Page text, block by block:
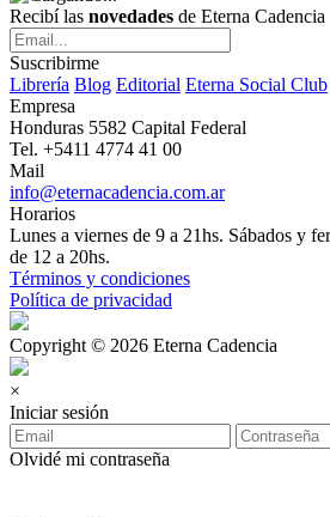
Recibí las novedades de Eterna Cadencia
Suscribirme
Librería Blog Editorial Eterna Social Club
Empresa
Honduras 5582 Capital Federal
Tel. +5411 4774 41 00
Mail
info@eternacadencia.com.ar
Horarios
Lunes a viernes de 9 a 21hs. Sábados y
de 12 a 20hs.
Términos y condiciones
Política de privacidad
Copyright © 2026 Eterna Cadencia
×
Iniciar sesión
Olvidé mi contraseña